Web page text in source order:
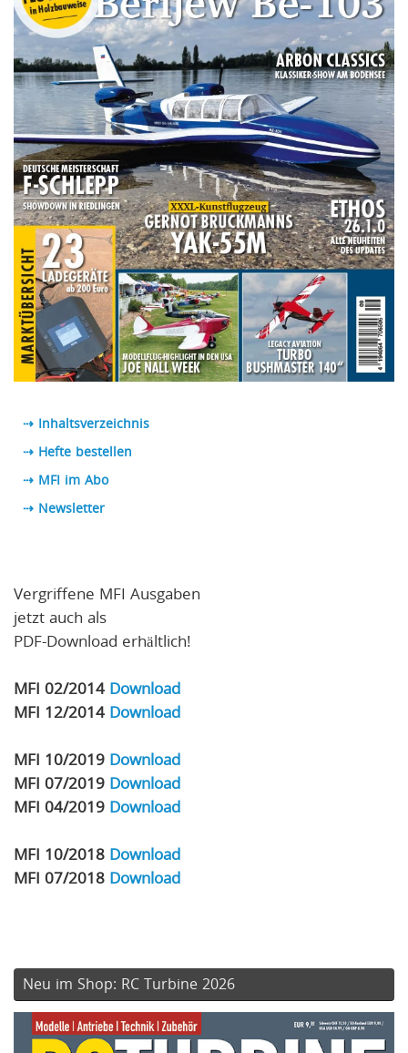
⇢ Inhaltsverzeichnis
⇢ Hefte bestellen
⇢ MFI im Abo
⇢ Newsletter
Vergriffene MFI Ausgaben
jetzt auch als
PDF-Download erhältlich!
MFI 02/2014 Download
MFI 12/2014 Download
MFI 10/2019 Download
MFI 07/2019 Download
MFI 04/2019 Download
MFI 10/2018 Download
MFI 07/2018 Download
Neu im Shop: RC Turbine 2026